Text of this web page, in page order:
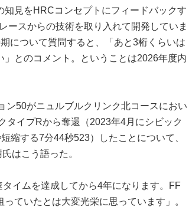
見をHRCコンセプトにフィードバックす
ースからの技術を取り入れて開発していま
について質問すると、「あと3桁くらいは
とのコメント。ということは2026年度内
ン50がニュルブルクリンク北コースにおい
タイプRから奪還（2023年4月にシビック
縮する7分44秒523）したことについて、
はこう語った。
イムを達成してから4年になります。FF
ていたとは大変光栄に思っています」。